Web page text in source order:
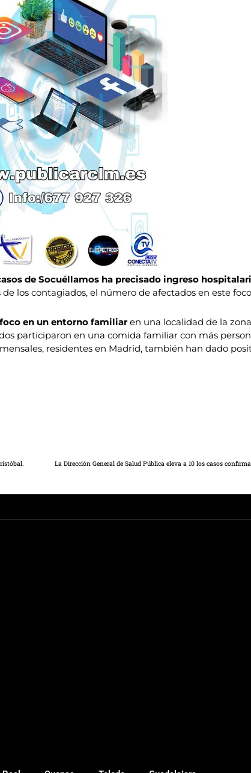
de Socuéllamos ha precisado ingreso
los contagiados, el número de afectados en este
en un entorno familiaren una localidad de la
participaron en una comida familiar con más
residentes en Madrid, también han dado